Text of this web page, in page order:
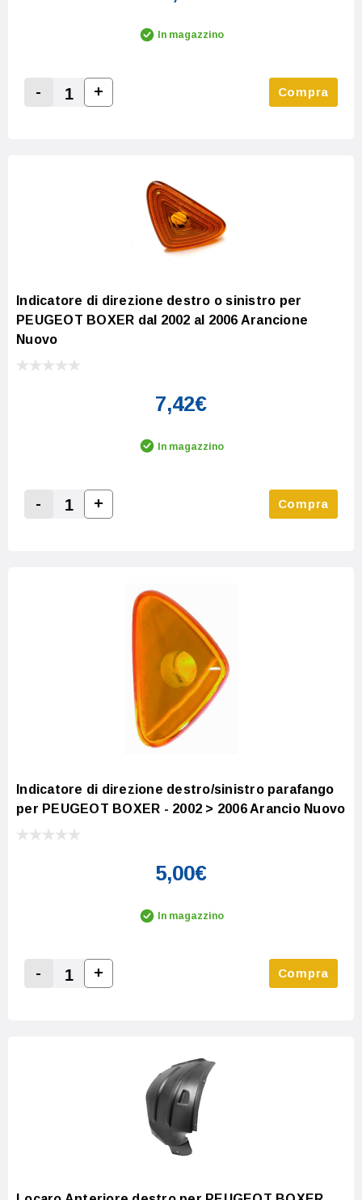
In magazzino
Decrease Quantity:
-
Increase Quantity:
+ Compra
Indicatore di direzione destro o sinistro per
PEUGEOT BOXER dal 2002 al 2006 Arancione
Nuovo
7,42€
In magazzino
Decrease Quantity:
-
Increase Quantity:
+ Compra
Indicatore di direzione destro/sinistro parafango
per PEUGEOT BOXER - 2002 > 2006 Arancio Nuovo
5,00€
In magazzino
Decrease Quantity:
-
Increase Quantity:
+ Compra